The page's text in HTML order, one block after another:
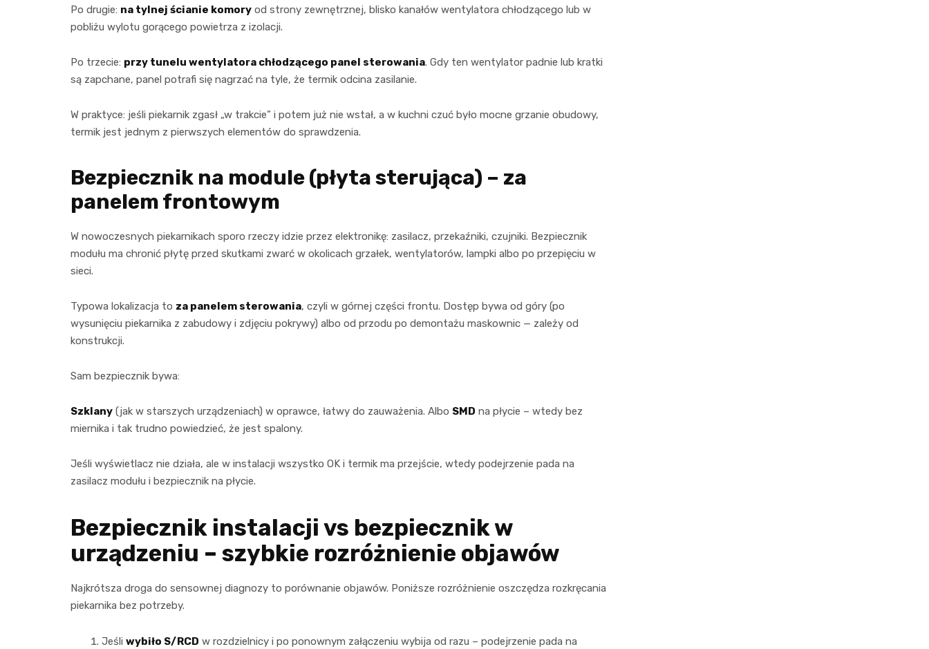
Po drugie: na tylnej ścianie komory od strony zewnętrznej, blisko kanałów wentylatora chłodzącego lub w
pobliżu wylotu gorącego powietrza z izolacji.
Po trzecie: przy tunelu wentylatora chłodzącego panel sterowania. Gdy ten wentylator padnie lub kratki
są zapchane, panel potrafi się nagrzać na tyle, że termik odcina zasilanie.
W praktyce: jeśli piekarnik zgasł „w trakcie” i potem już nie wstał, a w kuchni czuć było mocne grzanie obudowy,
termik jest jednym z pierwszych elementów do sprawdzenia.
Bezpiecznik na module (płyta sterująca) – za
panelem frontowym
W nowoczesnych piekarnikach sporo rzeczy idzie przez elektronikę: zasilacz, przekaźniki, czujniki. Bezpiecznik
modułu ma chronić płytę przed skutkami zwarć w okolicach grzałek, wentylatorów, lampki albo po przepięciu w
sieci.
Typowa lokalizacja to za panelem sterowania, czyli w górnej części frontu. Dostęp bywa od góry (po
wysunięciu piekarnika z zabudowy i zdjęciu pokrywy) albo od przodu po demontażu maskownic — zależy od
konstrukcji.
Sam bezpiecznik bywa:
Szklany (jak w starszych urządzeniach) w oprawce, łatwy do zauważenia. Albo SMD na płycie – wtedy bez
miernika i tak trudno powiedzieć, że jest spalony.
Jeśli wyświetlacz nie działa, ale w instalacji wszystko OK i termik ma przejście, wtedy podejrzenie pada na
zasilacz modułu i bezpiecznik na płycie.
Bezpiecznik instalacji vs bezpiecznik w
urządzeniu – szybkie rozróżnienie objawów
Najkrótsza droga do sensownej diagnozy to porównanie objawów. Poniższe rozróżnienie oszczędza rozkręcania
piekarnika bez potrzeby.
Jeśli wybiło S/RCD w rozdzielnicy i po ponownym załączeniu wybija od razu – podejrzenie pada na